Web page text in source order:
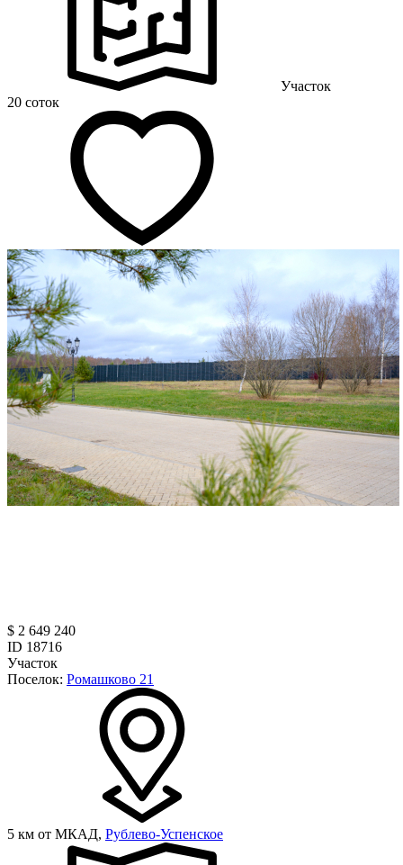
Участок
20 соток
$ 2 649 240
ID 18716
Участок
Поселок: Ромашково 21
5 км от МКАД, Рублево-Успенское